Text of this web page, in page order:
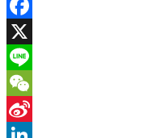
Facebook
X
Line
WeChat
Sina